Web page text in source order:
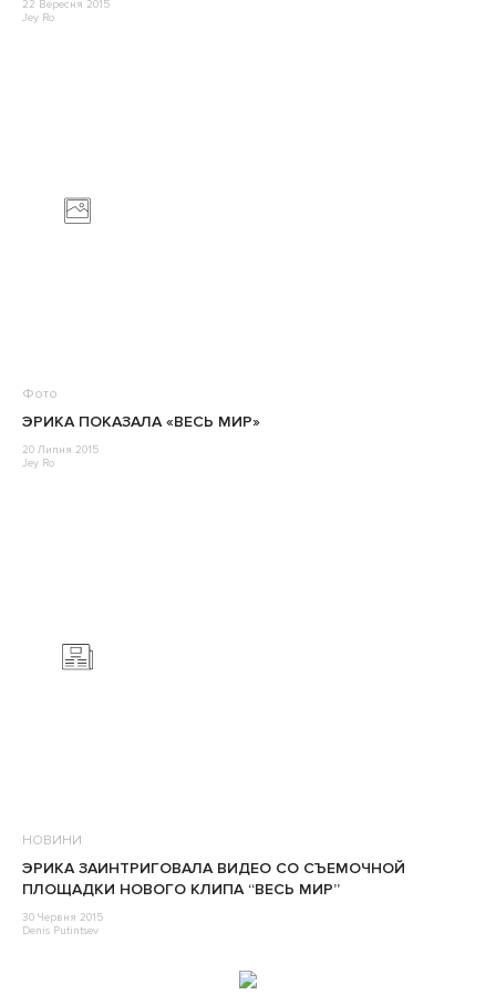
22 Вересня 2015
Jey Ro
Фото
ЭРИКА ПОКАЗАЛА «ВЕСЬ МИР»
20 Липня 2015
Jey Ro
НОВИНИ
ЭРИКА ЗАИНТРИГОВАЛА ВИДЕО СО СЪЕМОЧНОЙ
ПЛОЩАДКИ НОВОГО КЛИПА “ВЕСЬ МИР”
30 Червня 2015
Denis Putintsev